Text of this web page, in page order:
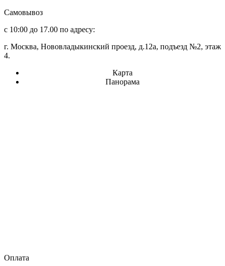
Самовывоз
с 10:00 до 17.00 по адресу:
г. Москва, Нововладыкинский проезд, д.12а, подъезд №2, этаж
4.
Карта
Панорама
Оплата